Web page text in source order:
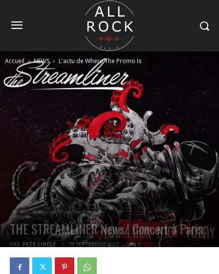
Accueil NEWS L'actu de Where The Promo Is
NEWS L'actu de Where The Promo Is
THE STREAMLINER News/ Concert à Paris
PAR PETE CIRCLE 19 SEPTEMBRE 2022 0